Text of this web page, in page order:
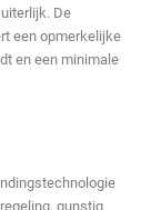
De
een opmerkelijke
en een minimale
gunstig